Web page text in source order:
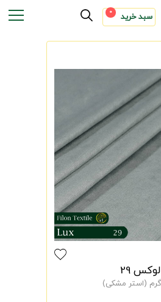
سبد خرید 0
لوکس 29